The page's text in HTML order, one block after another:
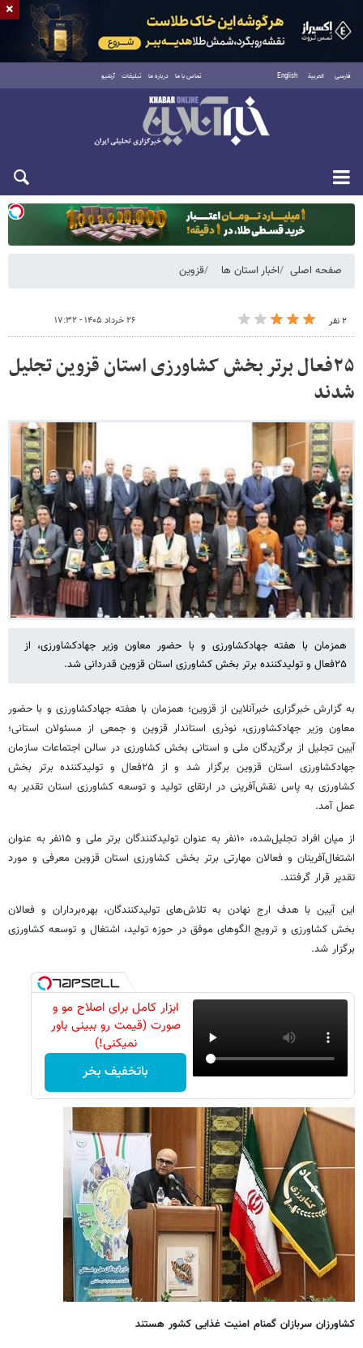
فارسی العربية English تماس با ما درباره ما تبلیغات آرشیو
دوشنبه ۱۹ مرداد ۱۴۰۵
صفحه اصلی اخبار استان ها قزوین
۲ نفر ۲۶ خرداد ۱۴۰۵ - ۱۷:۳۲
۲۵فعال برتر بخش کشاورزی استان قزوین تجلیل
شدند
همزمان با هفته جهادکشاورزی و با حضور معاون وزیر جهادکشاورزی، از
۲۵فعال و تولیدکننده برتر بخش کشاورزی استان قزوین قدردانی شد.
به گزارش خبرگزاری خبرآنلاین از قزوین؛ همزمان با هفته جهادکشاورزی و با حضور
معاون وزیر جهادکشاورزی، نوذری استاندار قزوین و جمعی از مسئولان استانی؛
آیین تجلیل از برگزیدگان ملی و استانی بخش کشاورزی در سالن اجتماعات سازمان
جهادکشاورزی استان قزوین برگزار شد و از ۲۵فعال و تولیدکننده برتر بخش
کشاورزی به پاس نقش‌آفرینی در ارتقای تولید و توسعه کشاورزی استان تقدیر به
عمل آمد.
از میان افراد تجلیل‌شده، ۱۰نفر به عنوان تولیدکنندگان برتر ملی و ۱۵نفر به عنوان
اشتغال‌آفرینان و فعالان مهارتی برتر بخش کشاورزی استان قزوین معرفی و مورد
تقدیر قرار گرفتند.
این آیین با هدف ارج نهادن به تلاش‌های تولیدکنندگان، بهره‌برداران و فعالان
بخش کشاورزی و ترویج الگوهای موفق در حوزه تولید، اشتغال و توسعه کشاورزی
برگزار شد.
ابزار کامل برای اصلاح مو و
صورت (قیمت رو ببینی باور
نمیکنی!)
باتخفیف بخر
کشاورزان سربازان گمنام امنیت غذایی کشور هستند
×